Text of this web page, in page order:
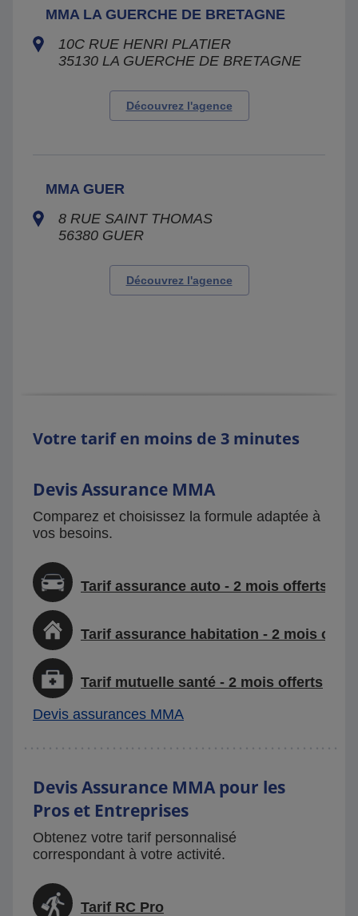
MMA LA GUERCHE DE BRETAGNE
10C RUE HENRI PLATIER
35130 LA GUERCHE DE BRETAGNE
Découvrez l'agence
MMA GUER
8 RUE SAINT THOMAS
56380 GUER
Découvrez l'agence
Votre tarif en moins de 3 minutes
Devis Assurance MMA
Comparez et choisissez la formule adaptée à
vos besoins.
Tarif assurance auto - 2 mois offerts
Tarif assurance habitation - 2 mois
Tarif mutuelle santé - 2 mois offerts
Devis assurances MMA
Devis Assurance MMA pour les
Pros et Entreprises
Obtenez votre tarif personnalisé
correspondant à votre activité.
Tarif RC Pro